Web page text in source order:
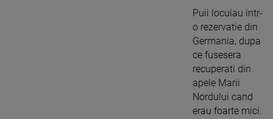
Puii locuiau intr-
o rezervatie din
Germania, dupa
ce fusesera
recuperati din
apele Marii
Nordului cand
erau foarte mici.